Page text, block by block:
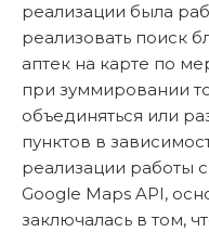
реализации была
реализовать поиск
аптек на карте по
при зуммировании
объединяться или
пунктов в
реализации работы
Google Maps API,
заключалась в том,